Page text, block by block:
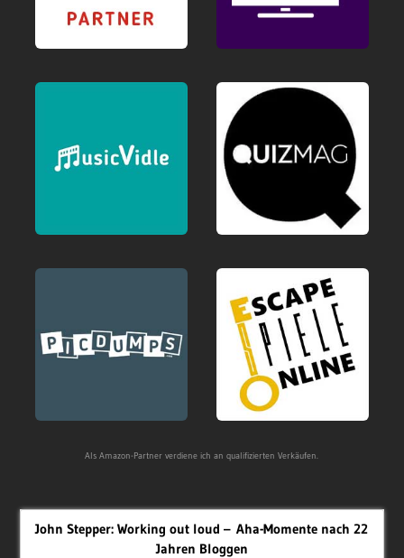
Als Amazon-Partner verdiene ich an qualifizierten Verkäufen.
John Stepper: Working out loud – Aha-Momente nach 22
Jahren Bloggen